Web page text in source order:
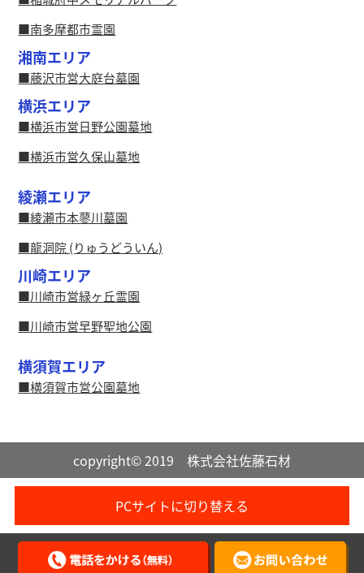
南多摩都市霊園
湘南エリア
藤沢市営大庭台墓園
横浜エリア
横浜市営日野公園墓地
横浜市営久保山墓地
綾瀬エリア
綾瀬市本蓼川墓園
龍洞院 (りゅうどういん)
川崎エリア
川崎市営緑ヶ丘霊園
川崎市営早野聖地公園
横須賀エリア
横須賀市営公園墓地
copyright© 2019 株式会社佐藤石材
PCサイトに切り替える